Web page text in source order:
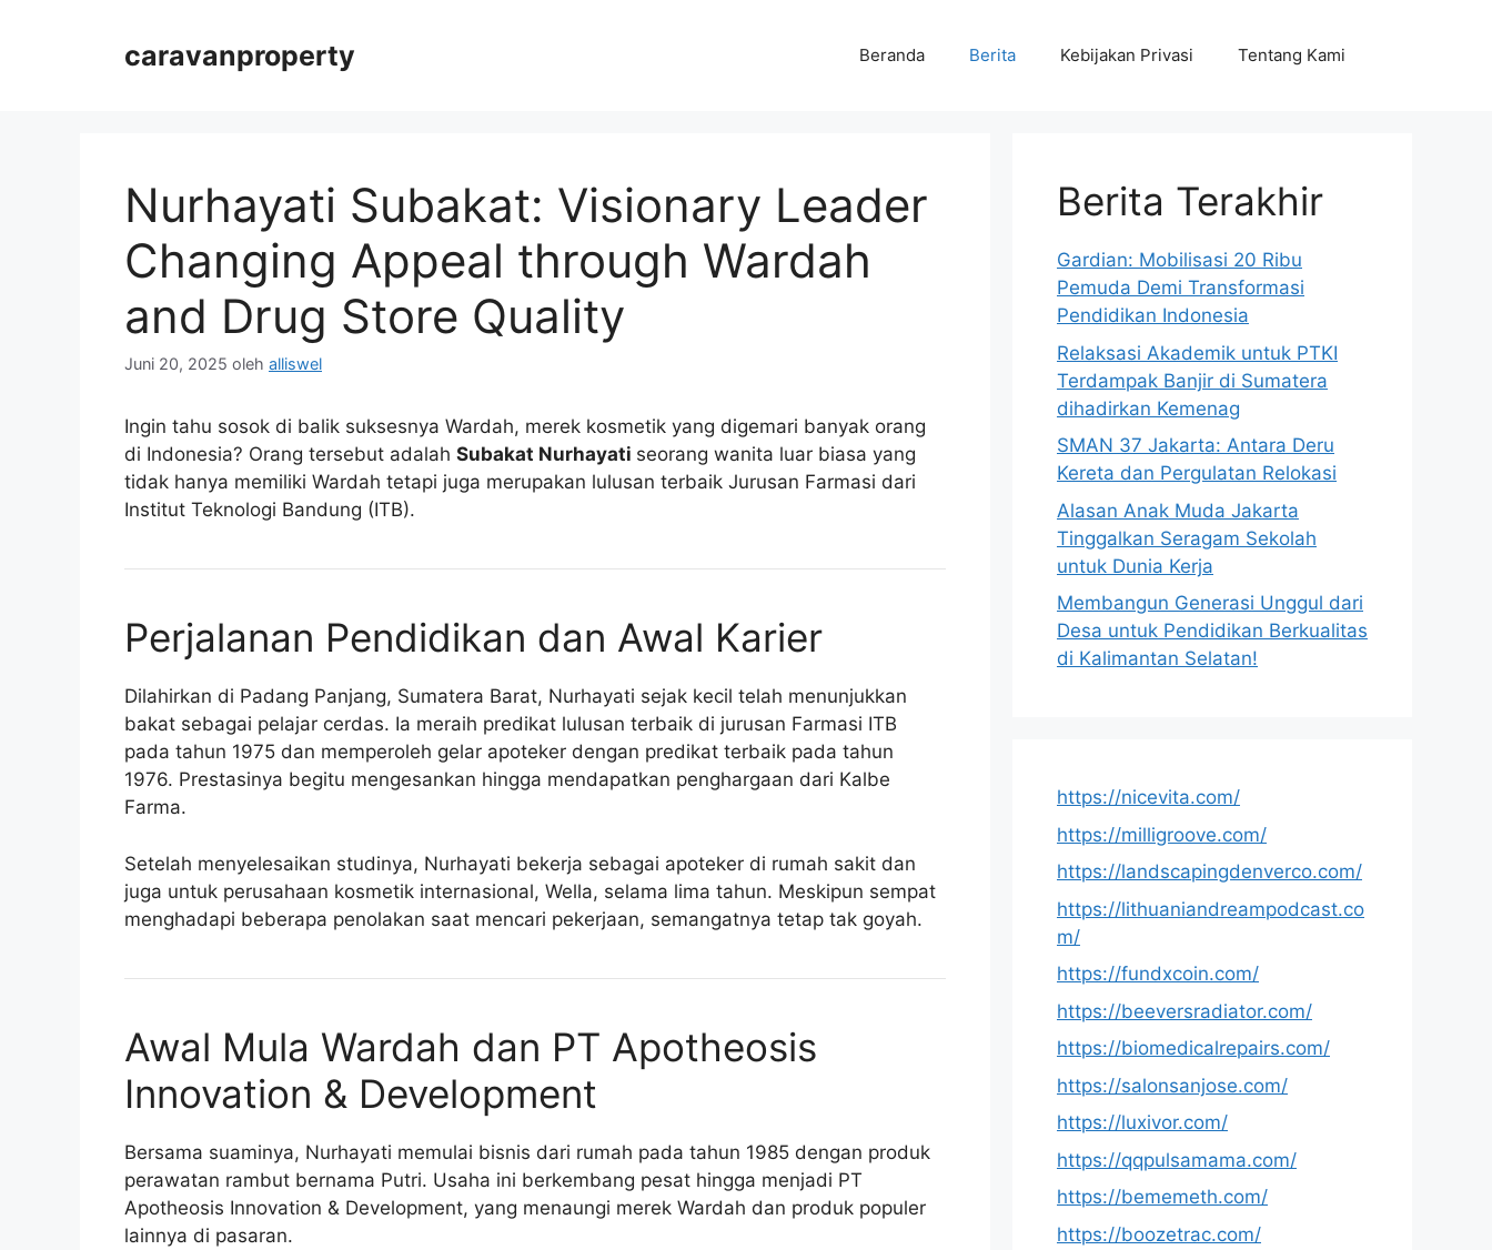
caravanproperty Beranda Berita Kebijakan Privasi Tentang Kami
Nurhayati Subakat: Visionary Leader
Changing Appeal through Wardah
and Drug Store Quality
Juni 20, 2025 oleh alliswel
Ingin tahu sosok di balik suksesnya Wardah, merek kosmetik yang digemari banyak orang
di Indonesia? Orang tersebut adalah Subakat Nurhayati seorang wanita luar biasa yang
tidak hanya memiliki Wardah tetapi juga merupakan lulusan terbaik Jurusan Farmasi dari
Institut Teknologi Bandung (ITB).
Perjalanan Pendidikan dan Awal Karier
Dilahirkan di Padang Panjang, Sumatera Barat, Nurhayati sejak kecil telah menunjukkan
bakat sebagai pelajar cerdas. Ia meraih predikat lulusan terbaik di jurusan Farmasi ITB
pada tahun 1975 dan memperoleh gelar apoteker dengan predikat terbaik pada tahun
1976. Prestasinya begitu mengesankan hingga mendapatkan penghargaan dari Kalbe
Farma.
Setelah menyelesaikan studinya, Nurhayati bekerja sebagai apoteker di rumah sakit dan
juga untuk perusahaan kosmetik internasional, Wella, selama lima tahun. Meskipun sempat
menghadapi beberapa penolakan saat mencari pekerjaan, semangatnya tetap tak goyah.
Awal Mula Wardah dan PT Apotheosis
Innovation & Development
Bersama suaminya, Nurhayati memulai bisnis dari rumah pada tahun 1985 dengan produk
perawatan rambut bernama Putri. Usaha ini berkembang pesat hingga menjadi PT
Apotheosis Innovation & Development, yang menaungi merek Wardah dan produk populer
lainnya di pasaran.
Berita Terakhir
Gardian: Mobilisasi 20 Ribu
Pemuda Demi Transformasi
Pendidikan Indonesia
Relaksasi Akademik untuk PTKI
Terdampak Banjir di Sumatera
dihadirkan Kemenag
SMAN 37 Jakarta: Antara Deru
Kereta dan Pergulatan Relokasi
Alasan Anak Muda Jakarta
Tinggalkan Seragam Sekolah
untuk Dunia Kerja
Membangun Generasi Unggul dari
Desa untuk Pendidikan Berkualitas
di Kalimantan Selatan!
https://nicevita.com/
https://milligroove.com/
https://landscapingdenverco.com/
https://lithuaniandreampodcast.co
m/
https://fundxcoin.com/
https://beeversradiator.com/
https://biomedicalrepairs.com/
https://salonsanjose.com/
https://luxivor.com/
https://qqpulsamama.com/
https://bememeth.com/
https://boozetrac.com/